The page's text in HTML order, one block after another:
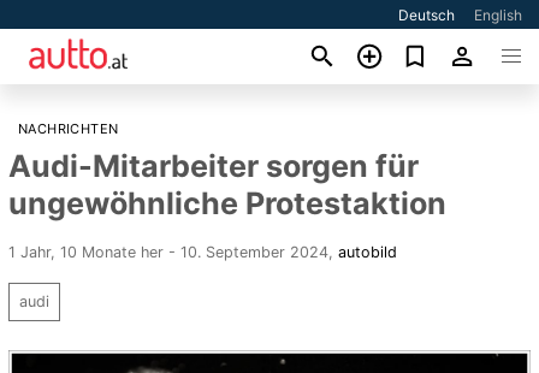
Deutsch English
NACHRICHTEN
Audi-Mitarbeiter sorgen für
ungewöhnliche Protestaktion
1 Jahr, 10 Monate her - 10. September 2024 autobild
audi